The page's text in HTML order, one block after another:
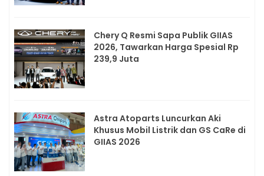
Chery Q Resmi Sapa Publik GIIAS
2026, Tawarkan Harga Spesial Rp
239,9 Juta
Astra Atoparts Luncurkan Aki
Khusus Mobil Listrik dan GS CaRe di
GIIAS 2026